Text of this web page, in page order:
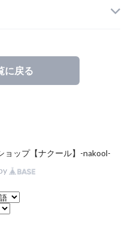
に戻る
ョップ【ナクール】-nakool-